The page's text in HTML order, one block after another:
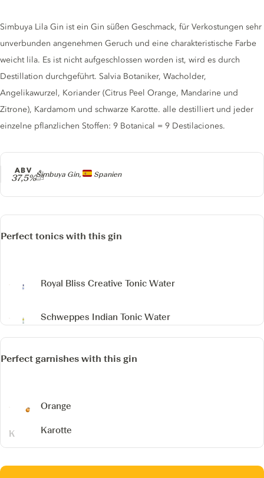
Producer
Simbuya Gin, Spanien
ABV
37,5%
Gin description
Simbuya Lila Gin ist ein Gin süßen Geschmack, für Verkostungen sehr
unverbunden angenehmen Geruch und eine charakteristische Farbe
weicht lila. Es ist nicht aufgeschlossen worden ist, wird es durch
Destillation durchgeführt. Salvia Botaniker, Wacholder,
Angelikawurzel, Koriander (Citrus Peel Orange, Mandarine und
Zitrone), Kardamom und schwarze Karotte. alle destilliert und jeder
einzelne pflanzlichen Stoffen: 9 Botanical = 9 Destilaciones.
Perfect tonics with this gin
Royal Bliss Creative Tonic Water
Schweppes Indian Tonic Water
Perfect garnishes with this gin
Orange
Karotte